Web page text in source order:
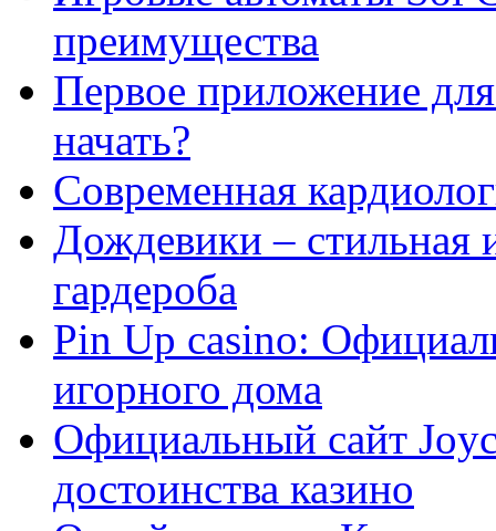
преимущества
Первое приложение
начать?
Современная
Дождевики – стильная
гардероба
Pin Up casino:
игорного дома
Официальный сайт
достоинства казино